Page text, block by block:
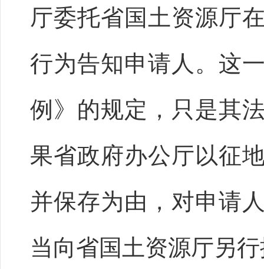
厅委托省国土资源厅
行为告知申请人。这
例》的规定，只是其
果省政府办公厅以征
并保存为由，对申请
当向省国土资源厅另